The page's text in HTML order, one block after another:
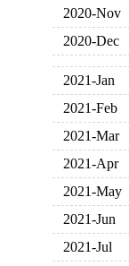
2020-Nov
2020-Dec
2021-Jan
2021-Feb
2021-Mar
2021-Apr
2021-May
2021-Jun
2021-Jul